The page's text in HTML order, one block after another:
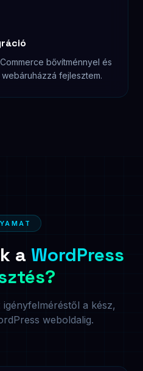
bővítménnyel és
fejlesztem.
a WordPress
a kész,
weboldalig.